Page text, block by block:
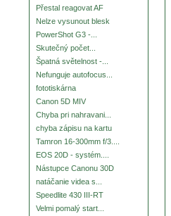
Přestal reagovat AF
Nelze vysunout blesk
PowerShot G3 -...
Skutečný počet...
Špatná světelnost -...
Nefunguje autofocus...
fototiskárna
Canon 5D MIV
Chyba pri nahravani...
chyba zápisu na kartu
Tamron 16-300mm f/3....
EOS 20D - systém....
Nástupce Canonu 30D
natáčanie videa s...
Speedlite 430 III-RT
Velmi pomalý start...